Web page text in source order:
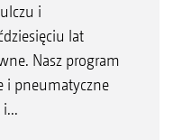
i
lat
Nasz program
i pneumatyczne